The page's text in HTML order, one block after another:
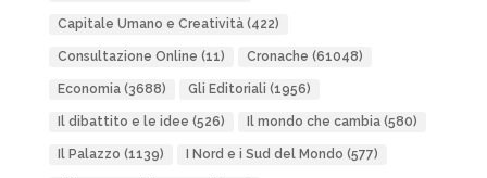
Capitale Umano e Creatività(422)
Consultazione Online (11) Cronache (61048)
Economia(3688) Gli Editoriali (1956)
Il dibattito e le idee (526) Il mondo che cambia(580)
Il Palazzo (1139) I Nord e i Sud del Mondo (577)